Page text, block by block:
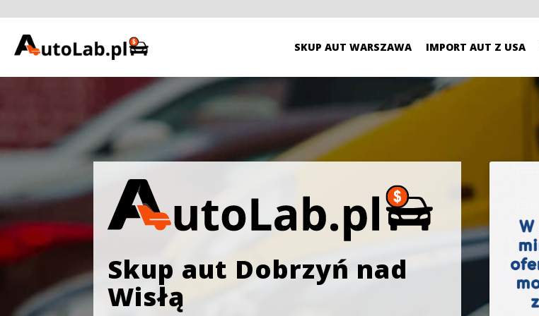
SKUP AUT WARSZAWA IMPORT AUT Z USA
Skup aut Dobrzyń nad
Wisłą